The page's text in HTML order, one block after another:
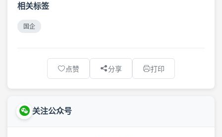
相关标签
国企
点赞 分享 打印
关注公众号